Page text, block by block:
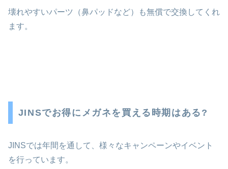
壊れやすいパーツ（鼻パッドなど）も無償で交換してくれ
ます。
JINSでお得にメガネを買える時期はある?
JINSでは年間を通して、様々なキャンペーンやイベント
を行っています。